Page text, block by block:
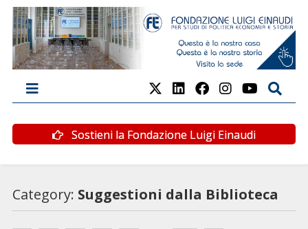
Sostieni la Fondazione Luigi Einaudi
Category: Suggestioni dalla Biblioteca